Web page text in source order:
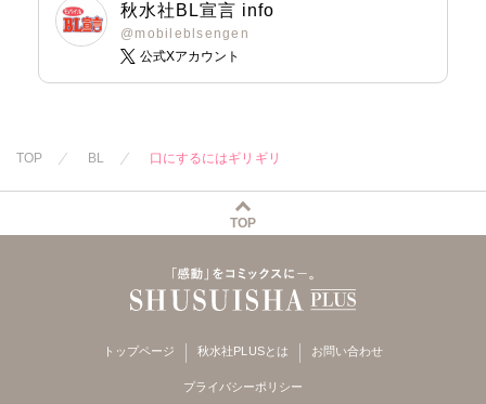
秋水社BL宣言 info
@mobileblsengen
公式Xアカウント
TOP BL 口にするにはギリギリ
TOP
トップページ 秋水社PLUSとは お問い合わせ
プライバシーポリシー